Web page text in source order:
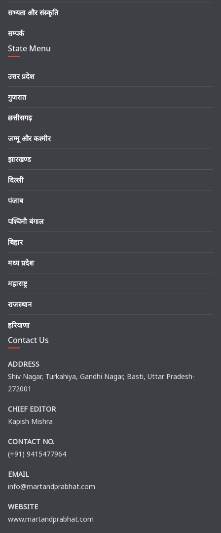
सभ्यता और संस्कृति
सम्पर्क
State Menu
उत्तर प्रदेश
गुजरात
छत्तीसगढ़
जम्मू और कश्मीर
झारखण्ड
दिल्ली
पंजाब
पश्चिमी बंगाल
बिहार
मध्य प्रदेश
महाराष्ट्र
राजस्थान
हरियाणा
Contact Us
ADDRESS
Shiv Nagar, Turkahiya, Gandhi Nagar, Basti, Uttar Pradesh-
272001
CHIEF EDITOR
Kapish Mishra
CONTACT NO.
(+91) 9415477964
EMAIL
info@martandprabhat.com
WEBSITE
www.martandprabhat.com